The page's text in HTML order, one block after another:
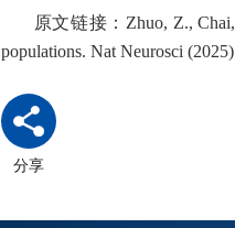
原文链接：Zhuo, Z., Chai,
populations. Nat Neurosci
分享